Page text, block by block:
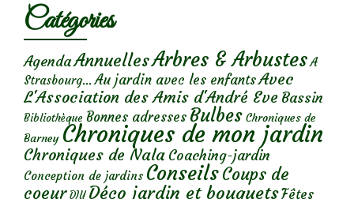
Catégories
AgendaAnnuellesArbres & Arbustes A
Strasbourg... Au jardin avec les enfantsAvec
L'Association des Amis d'André Eve Bassin
Bibliothèque Bonnes adresses Bulbes Chroniques de
Barney Chroniques de mon jardin
Chroniques de Nala Coaching-jardin
Conception de jardins ConseilsCoups de
coeur DIY Déco jardin et bouquetsFêtes